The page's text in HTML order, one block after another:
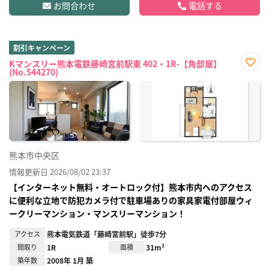
お問合わせ 電話する
割引キャンペーン
Kマンスリー熊本電鉄藤崎宮前駅東 402・1R-【角部屋】
(No.544270)
に入
熊本市中央区
情報更新日 2026/08/02 23:37
【インターネット無料・オートロック付】熊本市内へのアクセス
に便利な立地で防犯カメラ付で駐車場ありの家具家電付部屋ウィ
ークリーマンション・マンスリーマンション！
アクセス 熊本電気鉄道「藤崎宮前駅」徒歩7分
間取り 1R 面積 31m²
築年数 2008年 1月 築